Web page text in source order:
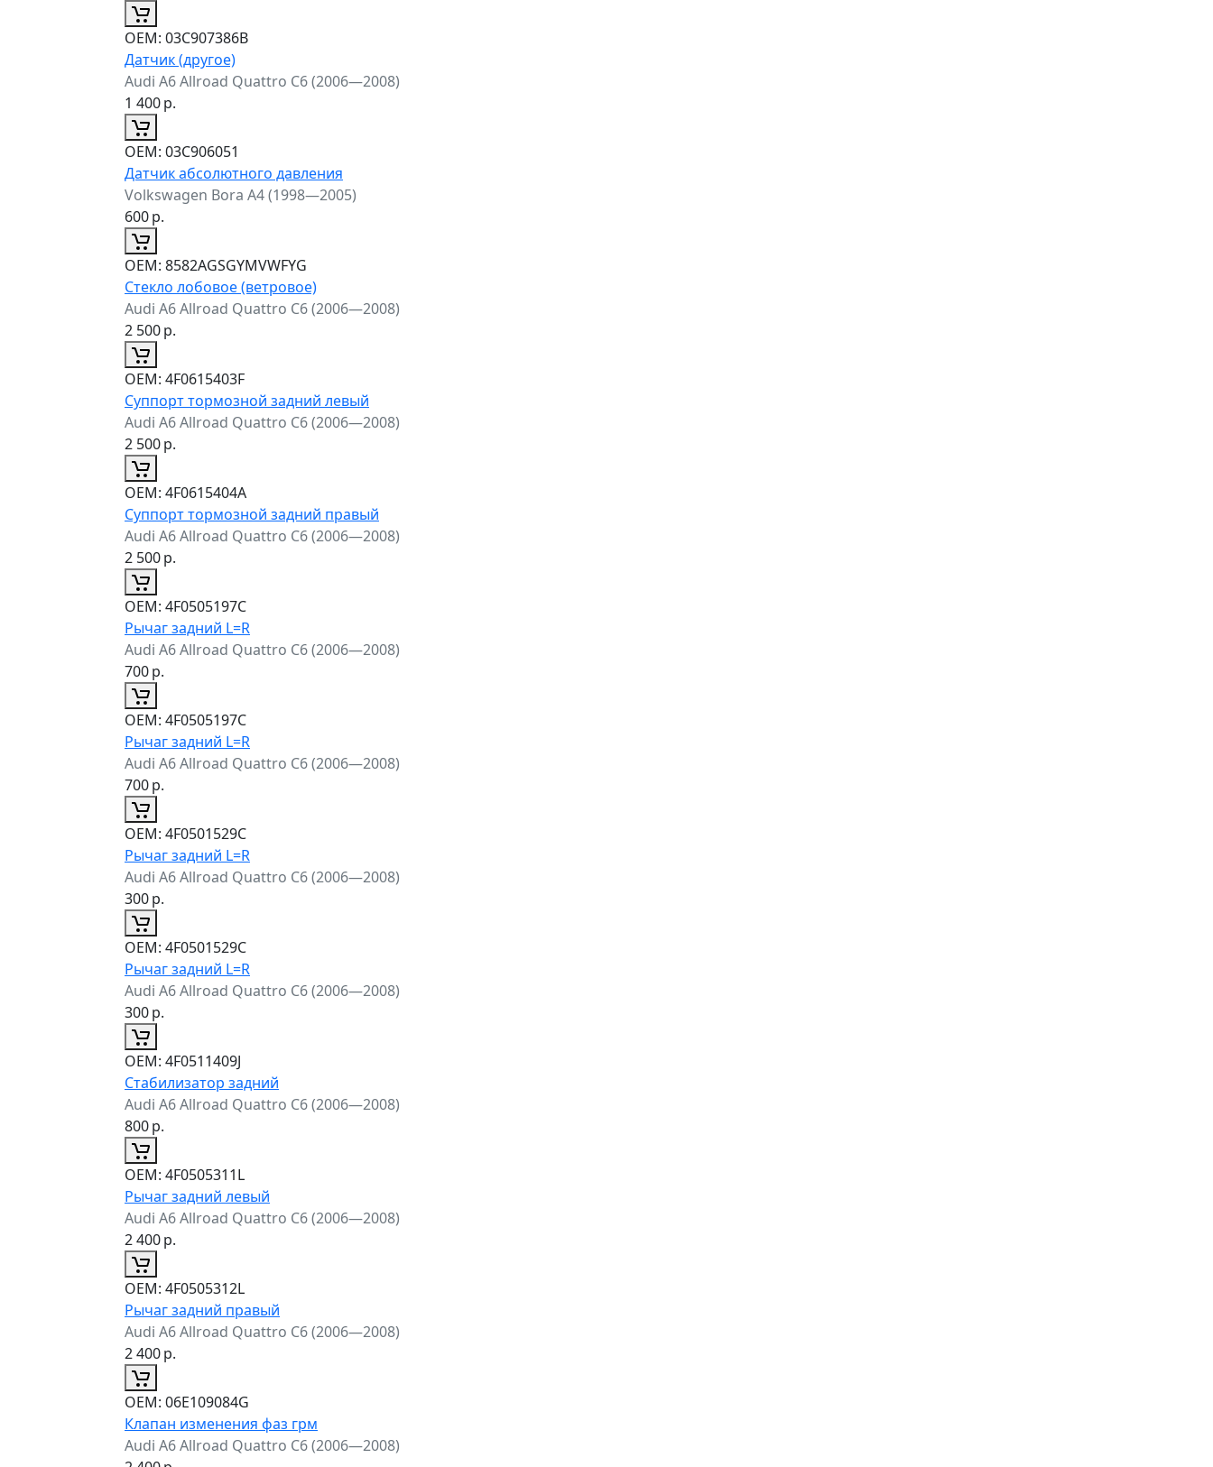
ОЕМ: 03C907386B
Датчик (другое)
Audi A6 Allroad Quattro C6 (2006—2008)
1 400р.
ОЕМ: 03C906051
Датчик абсолютного давления
Volkswagen Bora A4 (1998—2005)
600р.
ОЕМ: 8582AGSGYMVWFYG
Стекло лобовое (ветровое)
Audi A6 Allroad Quattro C6 (2006—2008)
2 500р.
ОЕМ: 4F0615403F
Суппорт тормозной задний левый
Audi A6 Allroad Quattro C6 (2006—2008)
2 500р.
ОЕМ: 4F0615404A
Суппорт тормозной задний правый
Audi A6 Allroad Quattro C6 (2006—2008)
2 500р.
ОЕМ: 4F0505197C
Рычаг задний L=R
Audi A6 Allroad Quattro C6 (2006—2008)
700р.
ОЕМ: 4F0505197C
Рычаг задний L=R
Audi A6 Allroad Quattro C6 (2006—2008)
700р.
ОЕМ: 4F0501529C
Рычаг задний L=R
Audi A6 Allroad Quattro C6 (2006—2008)
300р.
ОЕМ: 4F0501529C
Рычаг задний L=R
Audi A6 Allroad Quattro C6 (2006—2008)
300р.
ОЕМ: 4F0511409J
Стабилизатор задний
Audi A6 Allroad Quattro C6 (2006—2008)
800р.
ОЕМ: 4F0505311L
Рычаг задний левый
Audi A6 Allroad Quattro C6 (2006—2008)
2 400р.
ОЕМ: 4F0505312L
Рычаг задний правый
Audi A6 Allroad Quattro C6 (2006—2008)
2 400р.
ОЕМ: 06E109084G
Клапан изменения фаз грм
Audi A6 Allroad Quattro C6 (2006—2008)